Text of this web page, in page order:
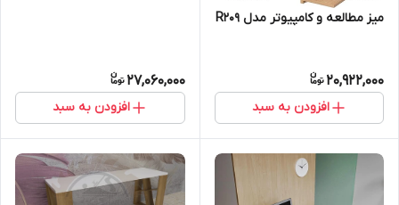
میز مطالعه و کامپیوتر مدل R209
20,922,000
افزودن به سبد
27,060,000
افزودن به سبد